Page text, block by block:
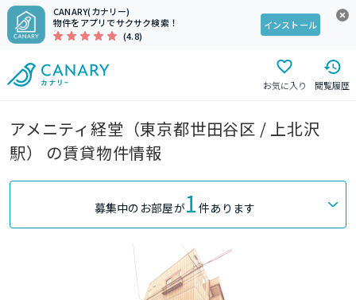
CANARY(カナリー)
物件をアプリでサクサク検索！
(4.8)
インストール
お気に入り 閲覧履歴
アメニティ経堂（東京都世田谷区 / 上北沢
駅） の賃貸物件情報
募集中のお部屋が1 件あります